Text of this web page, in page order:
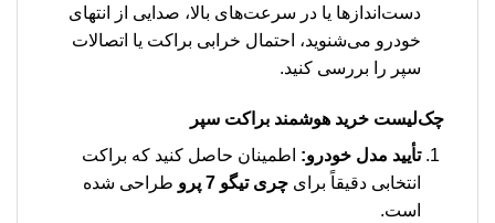
دست‌اندازها یا در سرعت‌های بالا، صدایی از انتهای
خودرو می‌شنوید، احتمال خرابی براکت یا اتصالات
سپر را بررسی کنید.
چک‌لیست خرید هوشمند براکت سپر
تأیید مدل خودرو: اطمینان حاصل کنید که براکت
انتخابی دقیقاً برای چری تیگو 7 پرو
طراحی شده
است.